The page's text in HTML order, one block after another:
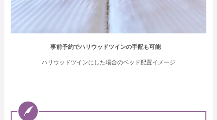
事前予約でハリウッドツインの手配も可能
ハリウッドツインにした場合のベッド配置イメージ